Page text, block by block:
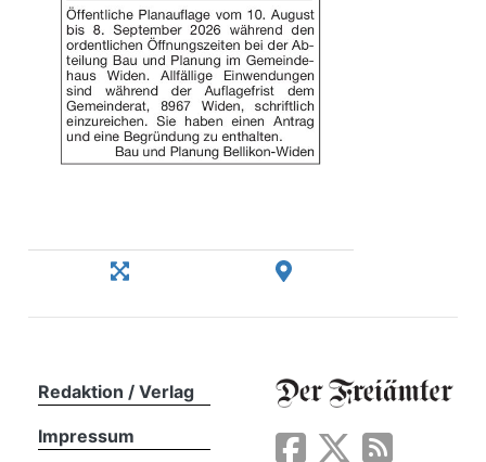
Redaktion / Verlag
Impressum